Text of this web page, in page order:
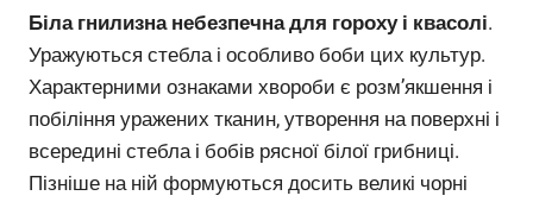
Біла гнилизна небезпечна для гороху і квасолі.
Уражуються стебла і особливо боби цих культур.
Характерними ознаками хвороби є розм’якшення і
побіління уражених тканин, утворення на поверхні і
всередині стебла і бобів рясної білої грибниці.
Пізніше на ній формуються досить великі чорні